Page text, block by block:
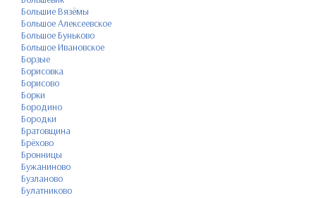
Большие Вязёмы
Большое Алексеевское
Большое Буньково
Большое Ивановское
Борзые
Борисовка
Борисово
Борки
Бородино
Бородки
Братовщина
Брёхово
Бронницы
Бужаниново
Бузланово
Булатниково